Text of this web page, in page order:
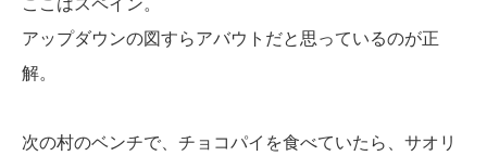
ここはスペイン。
アップダウンの図すらアバウトだと思っているのが正
解。
次の村のベンチで、チョコパイを食べていたら、サオリ